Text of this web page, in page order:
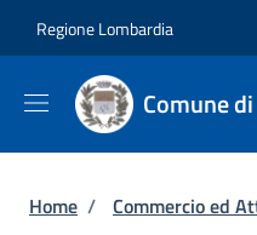
Regione Lombardia
Comune
Briciole di
Home / Commercio ed